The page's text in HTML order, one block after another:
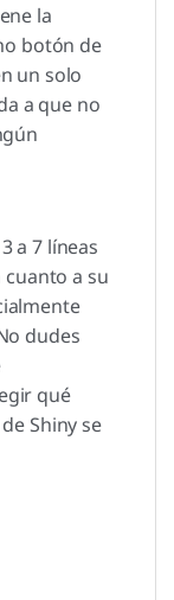
la
botón de
un solo
a que no
a 7 líneas
cuanto a su
dudes
qué
Shiny se